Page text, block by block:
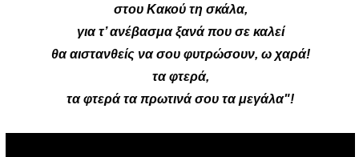
στου Κακού τη σκάλα,
για τ’ ανέβασμα ξανά που σε καλεί
θα αιστανθείς να σου φυτρώσουν, ω χαρά!
τα φτερά,
τα φτερά τα πρωτινά σου τα μεγάλα"!